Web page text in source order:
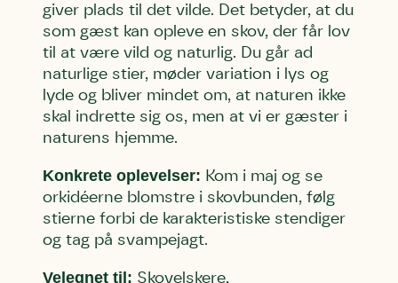
giver plads til det vilde. Det betyder, at du
som gæst kan opleve en skov, der får lov
til at være vild og naturlig. Du går ad
naturlige stier, møder variation i lys og
lyde og bliver mindet om, at naturen ikke
skal indrette sig os, men at vi er gæster i
naturens hjemme.
Konkrete oplevelser: Kom i maj og se
orkidéerne blomstre i skovbunden, følg
stierne forbi de karakteristiske stendiger
og tag på svampejagt.
Velegnet til: Skovelskere,